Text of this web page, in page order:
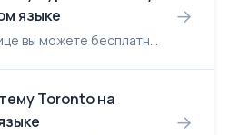
языке
На этой странице вы можете бесплатно читать реферат на английском языке: Types of Holiday. Types of Holiday Holiday is an extended period of recreation, especially spent away from home or ...
→
Toronto на
→